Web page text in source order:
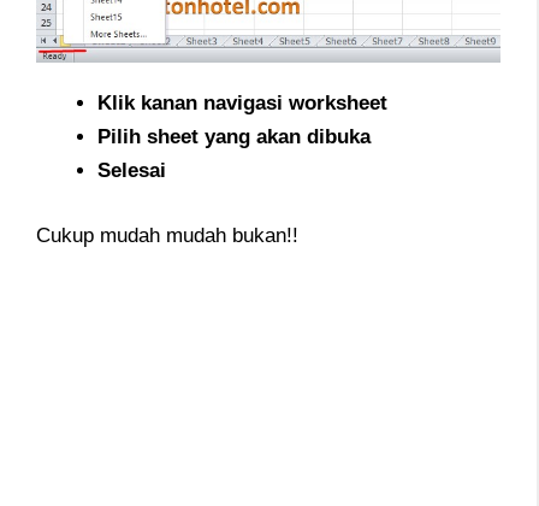
Klik kanan navigasi worksheet
Pilih sheet yang akan dibuka
Selesai
Cukup mudah mudah bukan!!